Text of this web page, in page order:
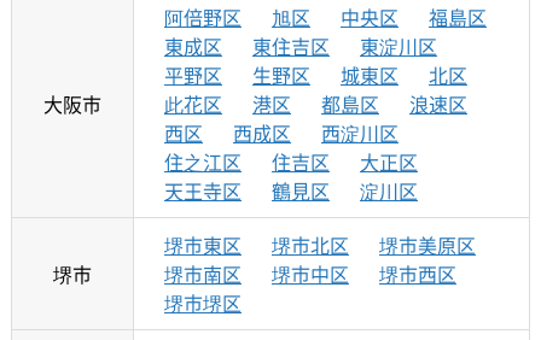
大阪市
阿倍野区 旭区 中央区
福島区
東成区
東住吉区
東淀川区
平野区
生野区 城東区
北区
此花区
港区 都島区
浪速区
西区
西成区
西淀川区
住之江区
住吉区
大正区
天王寺区
鶴見区 淀川区
堺市
堺市東区 堺市北区
堺市美原区
堺市南区
堺市中区
堺市西区
堺市堺区